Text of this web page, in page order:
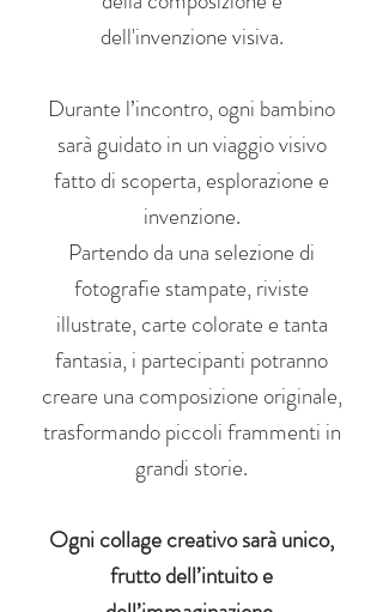
dell'invenzione visiva.
Durante l’incontro, ogni bambino
sarà guidato in un viaggio visivo
fatto di scoperta, esplorazione e
invenzione.
Partendo da una selezione di
fotografie stampate, riviste
illustrate, carte colorate e tanta
fantasia, i partecipanti potranno
creare una composizione originale,
trasformando piccoli frammenti in
grandi storie.
Ogni collage creativo sarà unico,
frutto dell’intuito e